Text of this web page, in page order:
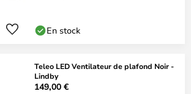
En stock
Teleo LED Ventilateur de plafond Noir -
Lindby
149,00 €